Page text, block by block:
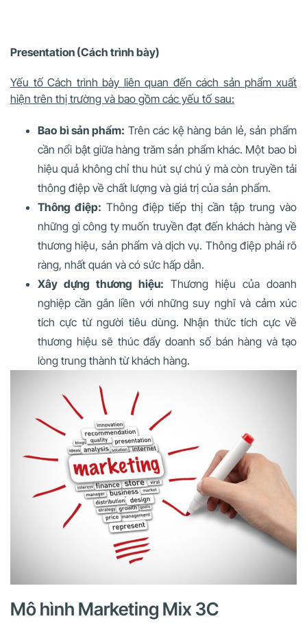
Presentation (Cách trình bày)
Yếu tố Cách trình bày liên quan đến cách sản phẩm xuất
hiện trên thị trường và bao gồm các yếu tố sau:
Bao bì sản phẩm: Trên các kệ hàng bán lẻ, sản phẩm
cần nổi bật giữa hàng trăm sản phẩm khác. Một bao bì
hiệu quả không chỉ thu hút sự chú ý mà còn truyền tải
thông điệp về chất lượng và giá trị của sản phẩm.
Thông điệp: Thông điệp tiếp thị cần tập trung vào
những gì công ty muốn truyền đạt đến khách hàng về
thương hiệu, sản phẩm và dịch vụ. Thông điệp phải rõ
ràng, nhất quán và có sức hấp dẫn.
Xây dựng thương hiệu: Thương hiệu của doanh
nghiệp cần gắn liền với những suy nghĩ và cảm xúc
tích cực từ người tiêu dùng. Nhận thức tích cực về
thương hiệu sẽ thúc đẩy doanh số bán hàng và tạo
lòng trung thành từ khách hàng.
Mô hình Marketing Mix 3C